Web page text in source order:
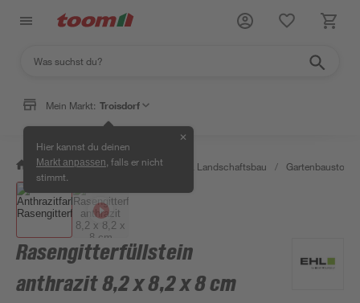
Mein Markt: Troisdorf
Hier kannst du deinen
Markt anpassen , falls er nicht
stimmt.
✕
/ Garten & Freizeit / Gartenbau & Landschaftsbau / Gartenbaustoffe
Rasengitterfüllstein
anthrazit 8,2 x 8,2 x 8 cm